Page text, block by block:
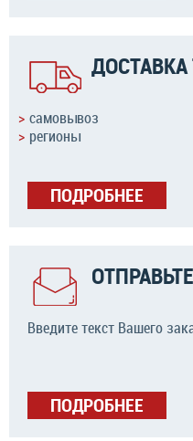
ДОСТАВКА
самовывоз
регионы
ПОДРОБНЕЕ
Введите текст Вашего
ПОДРОБНЕЕ